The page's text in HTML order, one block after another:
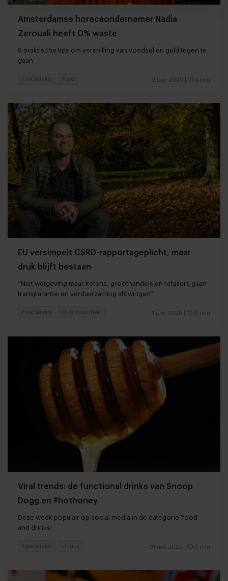
Amsterdamse horecaondernemer Nadia
Zerouali heeft 0% waste
9 praktische tips om verspilling van voedsel én geld tegen te
gaan
2 juni 2025 4 min
Foodservice Food
EU versimpelt CSRD-rapportageplicht, maar
druk blijft bestaan
“Niet wetgeving maar ketens, groothandels en retailers gaan
transparantie en verduurzaming afdwingen”
1 juni 2025 9 min
Foodservice Duurzaamheid
Viral trends: de functional drinks van Snoop
Dogg en #hothoney
Deze week populair op social media in de categorie 'food
and drinks'
31 mei 2025 2 min
Foodservice Drinks